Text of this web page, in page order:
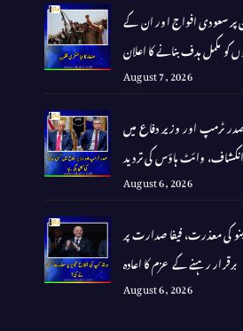
پر سعودی افواج اور ان کے
کو مکمل ہدف بنانے کا اعلان
August 7, 2026
صدر ٹرمپ اور وزیر دفاع میں
وائٹ ہاؤس کی تردید
August 6, 2026
کی معذرت، فیفا صدارت پر
برقرار رہنے کے عزم کا اعادہ
August 6, 2026